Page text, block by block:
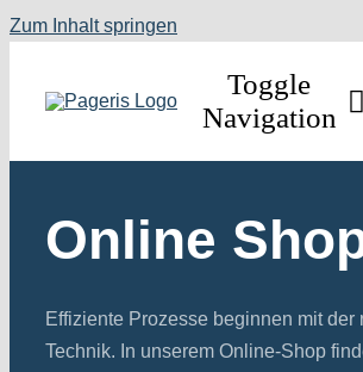
Zum Inhalt springen
Toggle
Navigation
Schaumpistolen
Ventile
Online
Effiziente Prozesse beginnen mit der
Technik. In unserem Online-Shop